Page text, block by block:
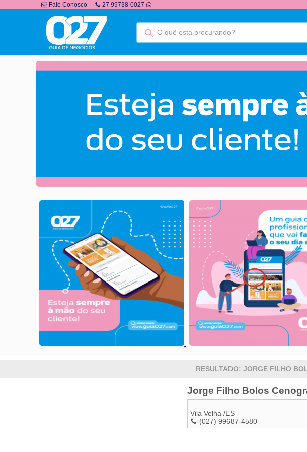
Fale Conosco 27 99738-0027
RESULTADO: JORGE FILHO
Jorge Filho Bolos
Vila Velha /ES
(027) 99687-4580